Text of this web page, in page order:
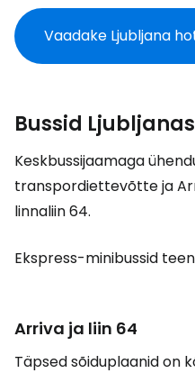
Vaadake Ljubljana
Bussid
Keskbussijaamaga
transpordiettevõtte ja
linnaliin 64.
Ekspress-minibussid
Arriva ja liin 64
Täpsed sõiduplaanid on